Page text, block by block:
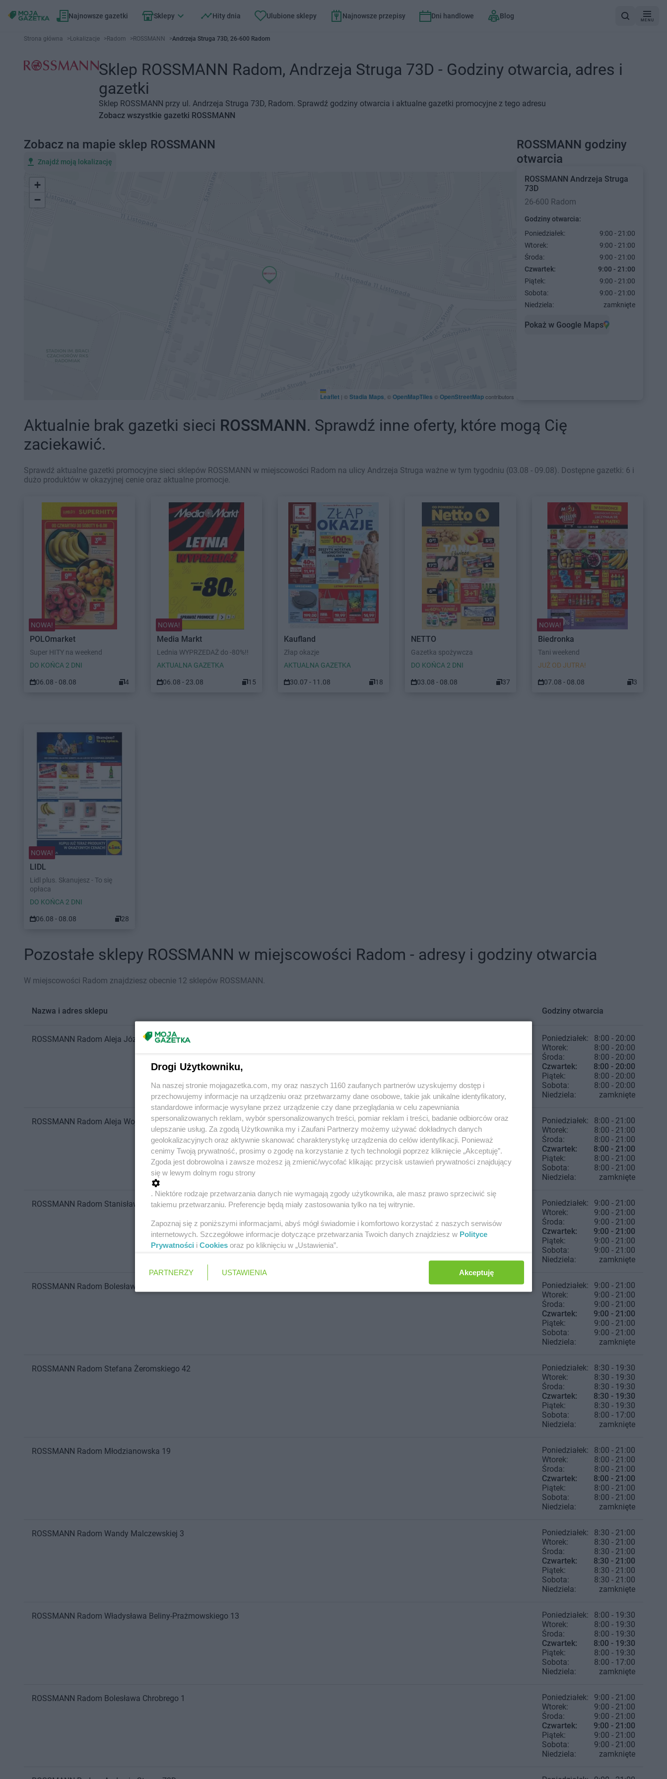
Najnowsze gazetki Sklepy Hity dnia Ulubione sklepy Najnowsze przepisy Dni handlowe Blog
MENU
Strona główna >Lokalizacje >Radom >ROSSMANN >Andrzeja Struga 73D, 26-600 Radom
Sklep ROSSMANN Radom, Andrzeja Struga 73D - Godziny otwarcia, adres i
gazetki
Sklep ROSSMANN przy ul. Andrzeja Struga 73D, Radom. Sprawdź godziny otwarcia i aktualne gazetki promocyjne z tego adresu
Zobacz wszystkie gazetki ROSSMANN
ROSSMANN godziny
otwarcia
ROSSMANN Andrzeja Struga
73D
26-600 Radom
Godziny otwarcia:
Poniedziałek:
9:00 - 21:00
Wtorek:
9:00 - 21:00
Środa:
9:00 - 21:00
Czwartek:
9:00 - 21:00
Piątek:
9:00 - 21:00
Sobota:
9:00 - 21:00
Niedziela:
zamknięte
Pokaż w Google Maps
Zobacz na mapie sklep ROSSMANN
Znajdź moją lokalizację
+
−
Leaflet | ©Stadia Maps , ©OpenMapTiles ©OpenStreetMapcontributors
Aktualnie brak gazetki sieci ROSSMANN. Sprawdź inne oferty, które mogą Cię
zaciekawić.
Sprawdź aktualne gazetki promocyjne sieci sklepów ROSSMANN w miejscowości Radom na ulicy Andrzeja Struga ważne w tym tygodniu (03.08 - 09.08). Dostępne gazetki: 6 i
dużo produktów w okazyjnej cenie oraz aktualne promocje.
NOWA!
POLOmarket
Super HITY na weekend
DO KOŃCA 2 DNI
06.08 - 08.08 4
NOWA!
Media Markt
Lednia WYPRZEDAŻ do -80%!!
AKTUALNA GAZETKA
06.08 - 23.08 15
Kaufland
Złap okazje
AKTUALNA GAZETKA
30.07 - 11.08 18
NETTO
Gazetka spożywcza
DO KOŃCA 2 DNI
03.08 - 08.08 37
NOWA!
Biedronka
Tani weekend
JUŻ OD JUTRA!
07.08 - 08.08 3
NOWA!
LIDL
Lidl plus. Skanujesz - To się
opłaca
DO KOŃCA 2 DNI
06.08 - 08.08 28
Pozostałe sklepy ROSSMANN w miejscowości Radom - adresy i godziny otwarcia
W miejscowości Radom znajdziesz obecnie 12 sklepów ROSSMANN.
Nazwa i adres sklepu Godziny otwarcia
ROSSMANN Radom Aleja Józefa Grzecznarowskiego 17 Poniedziałek:
8:00 - 20:00
Wtorek:
8:00 - 20:00
Środa:
8:00 - 20:00
Czwartek:
8:00 - 20:00
Piątek:
8:00 - 20:00
Sobota:
8:00 - 20:00
Niedziela:
zamknięte
ROSSMANN Radom Aleja Wojska Polskiego 10 Poniedziałek:
8:00 - 21:00
Wtorek:
8:00 - 21:00
Środa:
8:00 - 21:00
Czwartek:
8:00 - 21:00
Piątek:
8:00 - 21:00
Sobota:
8:00 - 21:00
Niedziela:
zamknięte
ROSSMANN Radom Stanisława Żółkiewskiego 4 Poniedziałek:
9:00 - 21:00
Wtorek:
9:00 - 21:00
Środa:
9:00 - 21:00
Czwartek:
9:00 - 21:00
Piątek:
9:00 - 21:00
Sobota:
9:00 - 21:00
Niedziela:
zamknięte
ROSSMANN Radom Bolesława Chrobrego 2 Poniedziałek:
9:00 - 21:00
Wtorek:
9:00 - 21:00
Środa:
9:00 - 21:00
Czwartek:
9:00 - 21:00
Piątek:
9:00 - 21:00
Sobota:
9:00 - 21:00
Niedziela:
zamknięte
ROSSMANN Radom Stefana Żeromskiego 42 Poniedziałek:
8:30 - 19:30
Wtorek:
8:30 - 19:30
Środa:
8:30 - 19:30
Czwartek:
8:30 - 19:30
Piątek:
8:30 - 19:30
Sobota:
8:00 - 17:00
Niedziela:
zamknięte
ROSSMANN Radom Młodzianowska 19 Poniedziałek:
8:00 - 21:00
Wtorek:
8:00 - 21:00
Środa:
8:00 - 21:00
Czwartek:
8:00 - 21:00
Piątek:
8:00 - 21:00
Sobota:
8:00 - 21:00
Niedziela:
zamknięte
ROSSMANN Radom Wandy Malczewskiej 3 Poniedziałek:
8:30 - 21:00
Wtorek:
8:30 - 21:00
Środa:
8:30 - 21:00
Czwartek:
8:30 - 21:00
Piątek:
8:30 - 21:00
Sobota:
8:30 - 21:00
Niedziela:
zamknięte
ROSSMANN Radom Władysława Beliny-Prażmowskiego 13 Poniedziałek:
8:00 - 19:30
Wtorek:
8:00 - 19:30
Środa:
8:00 - 19:30
Czwartek:
8:00 - 19:30
Piątek:
8:00 - 19:30
Sobota:
8:00 - 17:00
Niedziela:
zamknięte
ROSSMANN Radom Bolesława Chrobrego 1 Poniedziałek:
9:00 - 21:00
Wtorek:
9:00 - 21:00
Środa:
9:00 - 21:00
Czwartek:
9:00 - 21:00
Piątek:
9:00 - 21:00
Sobota:
9:00 - 21:00
Niedziela:
zamknięte
Drogi Użytkowniku,
Na naszej stronie mojagazetka.com, my oraz naszych 1160 zaufanych partnerów uzyskujemy dostęp i
przechowujemy informacje na urządzeniu oraz przetwarzamy dane osobowe, takie jak unikalne identyfikatory,
standardowe informacje wysyłane przez urządzenie czy dane przeglądania w celu zapewniania
spersonalizowanych reklam, wybór spersonalizowanych treści, pomiar reklam i treści, badanie odbiorców oraz
ulepszanie usług. Za zgodą Użytkownika my i Zaufani Partnerzy możemy używać dokładnych danych
geolokalizacyjnych oraz aktywnie skanować charakterystykę urządzenia do celów identyfikacji. Ponieważ
cenimy Twoją prywatność, prosimy o zgodę na korzystanie z tych technologii poprzez kliknięcie „Akceptuję”.
Zgoda jest dobrowolna i zawsze możesz ją zmienić/wycofać klikając przycisk ustawień prywatności znajdujący
się w lewym dolnym rogu strony
. Niektóre rodzaje przetwarzania danych nie wymagają zgody użytkownika, ale masz prawo sprzeciwić się
takiemu przetwarzaniu. Preferencje będą miały zastosowania tylko na tej witrynie.
Zapoznaj się z poniższymi informacjami, abyś mógł świadomie i komfortowo korzystać z naszych serwisów
internetowych. Szczegółowe informacje dotyczące przetwarzania Twoich danych znajdziesz w Polityce
Prywatności i Cookies oraz po kliknięciu w „Ustawienia”.
PARTNERZY USTAWIENIA Akceptuję